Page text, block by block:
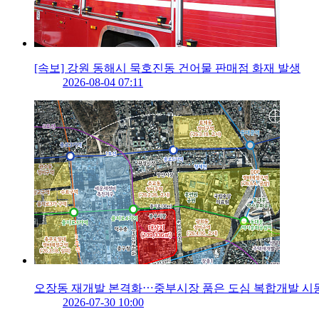
[속보] 강원 동해시 묵호진동 건어물 판매점 화재 발생
2026-08-04 07:11
오장동 재개발 본격화⋯중부시장 품은 도심 복합개발 시
2026-07-30 10:00